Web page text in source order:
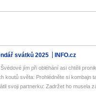
svátků 2025 INFO.cz
jím při obléhání asi chtěli
koutů světa: Prohlédněte si kombajn
svoji partnerku: Zadržet ho musela